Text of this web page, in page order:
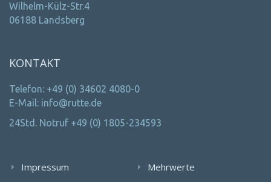
Wilhelm-Külz-Str.4
06188 Landsberg
KONTAKT
Telefon: +49 (0) 34602 4080-0
E-Mail: info@rutte.de
24Std. Notruf +49 (0) 1805-234593
Impressum
Mehrwerte